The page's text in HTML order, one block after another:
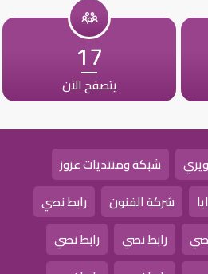
17
يتصفح الآن
شبكة ومنتديات عزوز
شركة الفنون
رابط نصي
رابط نصي
رابط نصي